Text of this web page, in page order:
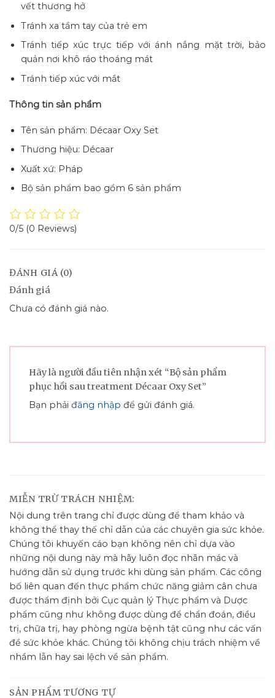
vết thương hở
Tránh xa tầm tay của trẻ em
Tránh tiếp xúc trực tiếp với ánh nắng mặt trời, bảo
quản nơi khô ráo thoáng mát
Tránh tiếp xúc với mắt
Thông tin sản phẩm
Tên sản phẩm: Décaar Oxy Set
Thương hiệu: Décaar
Xuất xứ: Pháp
Bộ sản phẩm bao gồm 6 sản phẩm
0/5 (0 Reviews)
ĐÁNH GIÁ (0)
Đánh giá
Chưa có đánh giá nào.
Hãy là người đầu tiên nhận xét “Bộ sản phẩm
phục hồi sau treatment Décaar Oxy Set”
Bạn phải đăng nhập để gửi đánh giá.
MIỄN TRỪ TRÁCH NHIỆM:
Nội dung trên trang chỉ được dùng để tham khảo và
không thể thay thế chỉ dẫn của các chuyên gia sức khỏe.
Chúng tôi khuyến cáo bạn không nên chỉ dựa vào
những nội dung này mà hãy luôn đọc nhãn mác và
hướng dẫn sử dụng trước khi dùng sản phẩm. Các công
bố liên quan đến thực phẩm chức năng giảm cân chưa
được thẩm định bởi Cục quản lý Thực phẩm và Dược
phẩm cũng như không được dùng để chẩn đoán, điều
trị, chữa trị, hay phòng ngừa bệnh tật cũng như các vấn
đề sức khỏe khác. Chúng tôi không chịu trách nhiệm về
nhầm lẫn hay sai lệch về sản phẩm.
SẢN PHẨM TƯƠNG TỰ